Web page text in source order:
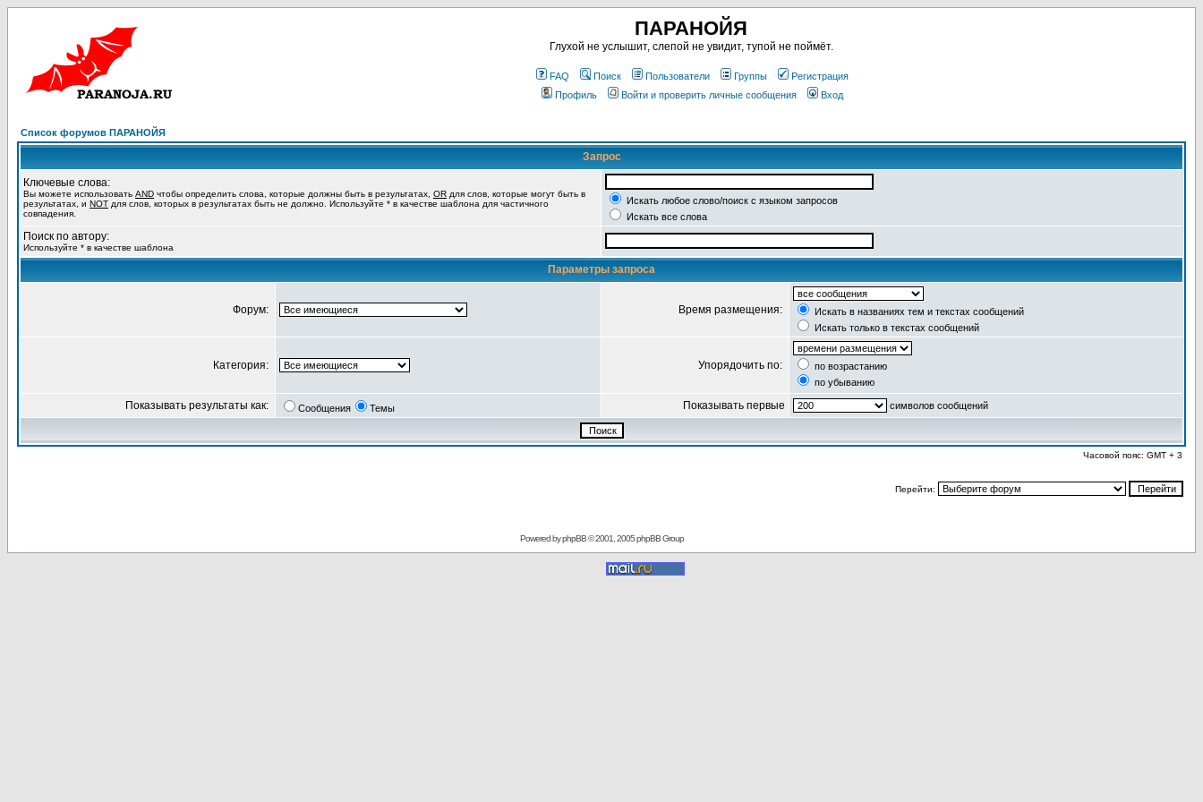
ПАРАНОЙЯ
Глухой не услышит, слепой не увидит, тупой не поймёт.
FAQ Поиск Пользователи Группы
Регистрация
Профиль
Войти и проверить личные сообщения Вход
Список форумов ПАРАНОЙЯ
Запрос
Ключевые слова:
Вы можете использовать AND чтобы определить слова, которые должны быть в результатах, OR для слов, которые могут быть в
результатах, и NOT для слов, которых в результатах быть не должно. Используйте * в качестве шаблона для частичного
совпадения.
Искать любое слово/поиск с языком запросов
Искать все слова
Поиск по автору:
Используйте * в качестве шаблона
Параметры запроса
Форум: Время размещения:
Искать в названиях тем и текстах сообщений
Искать только в текстах сообщений
Категория: Упорядочить по:
по возрастанию
по убыванию
Показывать результаты как: Сообщения Темы Показывать первые символов сообщений
Часовой пояс: GMT + 3
Перейти:
Powered byphpBB© 2001, 2005 phpBB Group